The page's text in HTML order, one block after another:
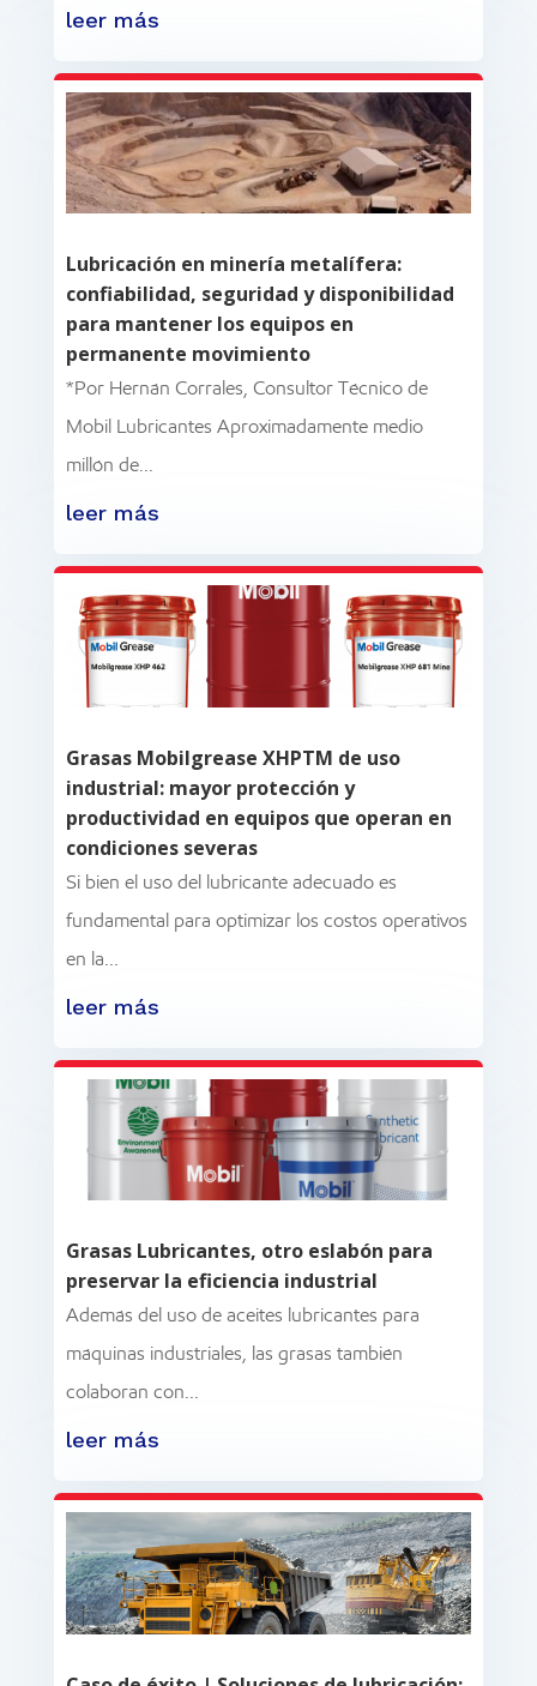
leer más
Lubricación en minería metalífera:
confiabilidad, seguridad y disponibilidad
para mantener los equipos en
permanente movimiento
*Por Hernán Corrales, Consultor Técnico de
Mobil Lubricantes Aproximadamente medio
millón de...
leer más
Grasas Mobilgrease XHPTM de uso
industrial: mayor protección y
productividad en equipos que operan en
condiciones severas
Si bien el uso del lubricante adecuado es
fundamental para optimizar los costos operativos
en la...
leer más
Grasas Lubricantes, otro eslabón para
preservar la eficiencia industrial
Además del uso de aceites lubricantes para
máquinas industriales, las grasas también
colaboran con...
leer más